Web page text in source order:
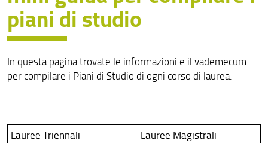
piani di studio
In questa pagina trovate le informazioni e il vademecum
per compilare i Piani di Studio di ogni corso di laurea.
Lauree Triennali
Lauree Magistrali
Per iscriversi
Recupero OFA Orsola